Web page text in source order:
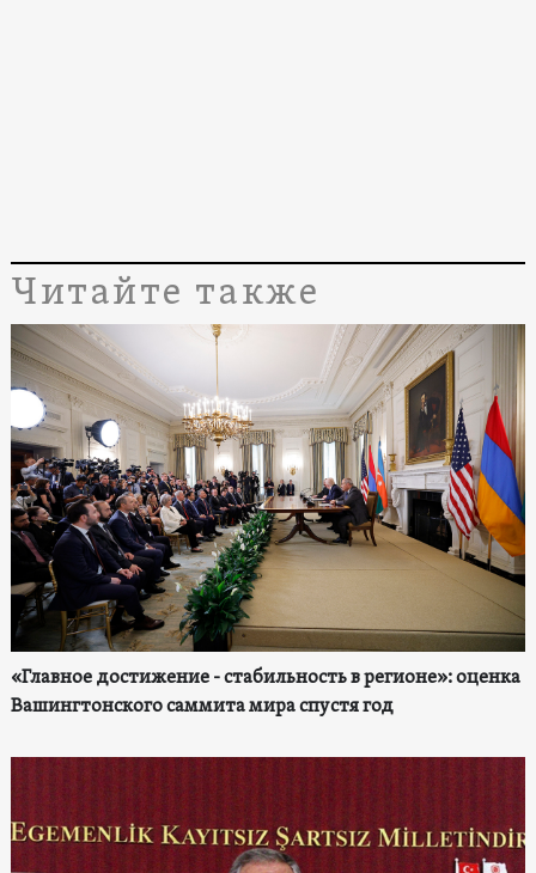
Читайте также
«Главное достижение - стабильность в регионе»: оценка
Вашингтонского саммита мира спустя год